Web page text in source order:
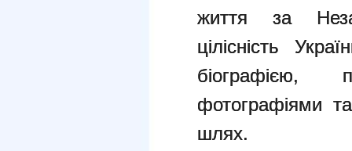
життя за
цілісність
біографією,
фотографіями
шлях.